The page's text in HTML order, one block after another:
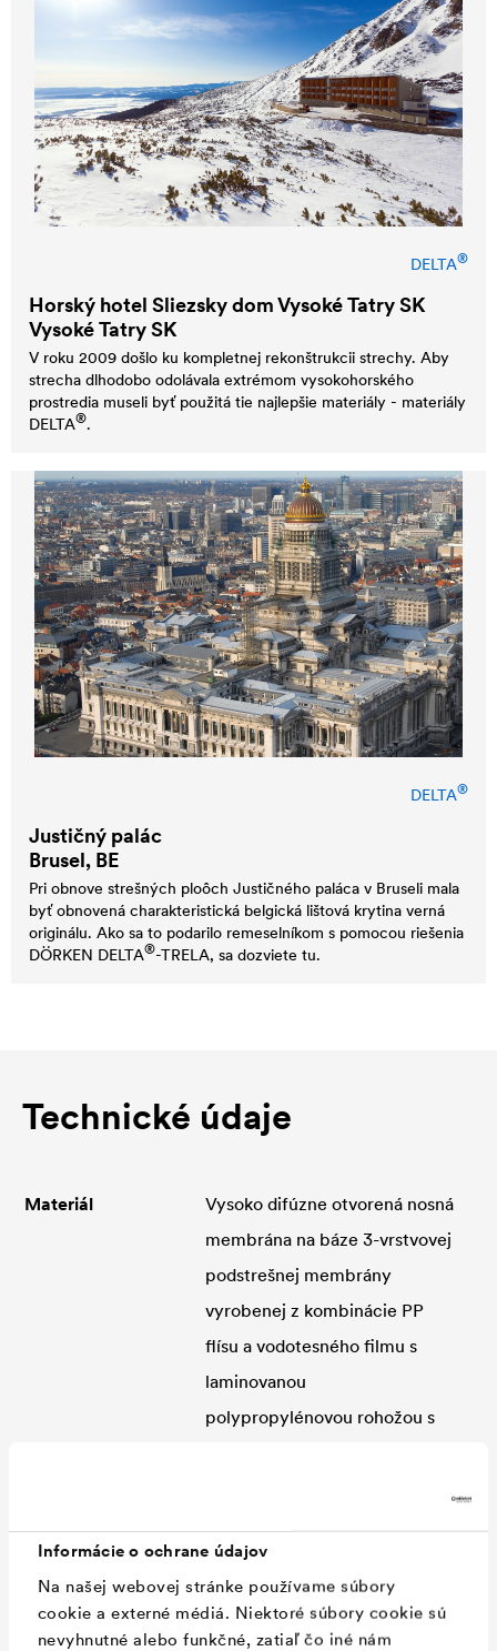
Informácie o ochrane údajov
Na našej webovej stránke používame súbory
cookie a externé médiá. Niektoré súbory cookie sú
nevyhnutné alebo funkčné, zatiaľ čo iné nám
DELTA®
Horský hotel Sliezsky dom Vysoké Tatry SK
Vysoké Tatry SK
V roku 2009 došlo ku kompletnej rekonštrukcii strechy. Aby
strecha dlhodobo odolávala extrémom vysokohorského
prostredia museli byť použitá tie najlepšie materiály - materiály
DELTA®.
DELTA®
Justičný palác
Brusel, BE
Pri obnove strešných ploôch Justičného paláca v Bruseli mala
byť obnovená charakteristická belgická lištová krytina verná
originálu. Ako sa to podarilo remeselníkom s pomocou riešenia
DÖRKEN DELTA®-TRELA, sa dozviete tu.
Technické údaje
Materiál
Vysoko difúzne otvorená nosná
membrána na báze 3-vrstvovej
podstrešnej membrány
vyrobenej z kombinácie PP
flísu a vodotesného filmu s
laminovanou
polypropylénovou rohožou s
integrovaného samolepiaceho
okraja
Reakcia na oheň
Trieda, EN 13501-1